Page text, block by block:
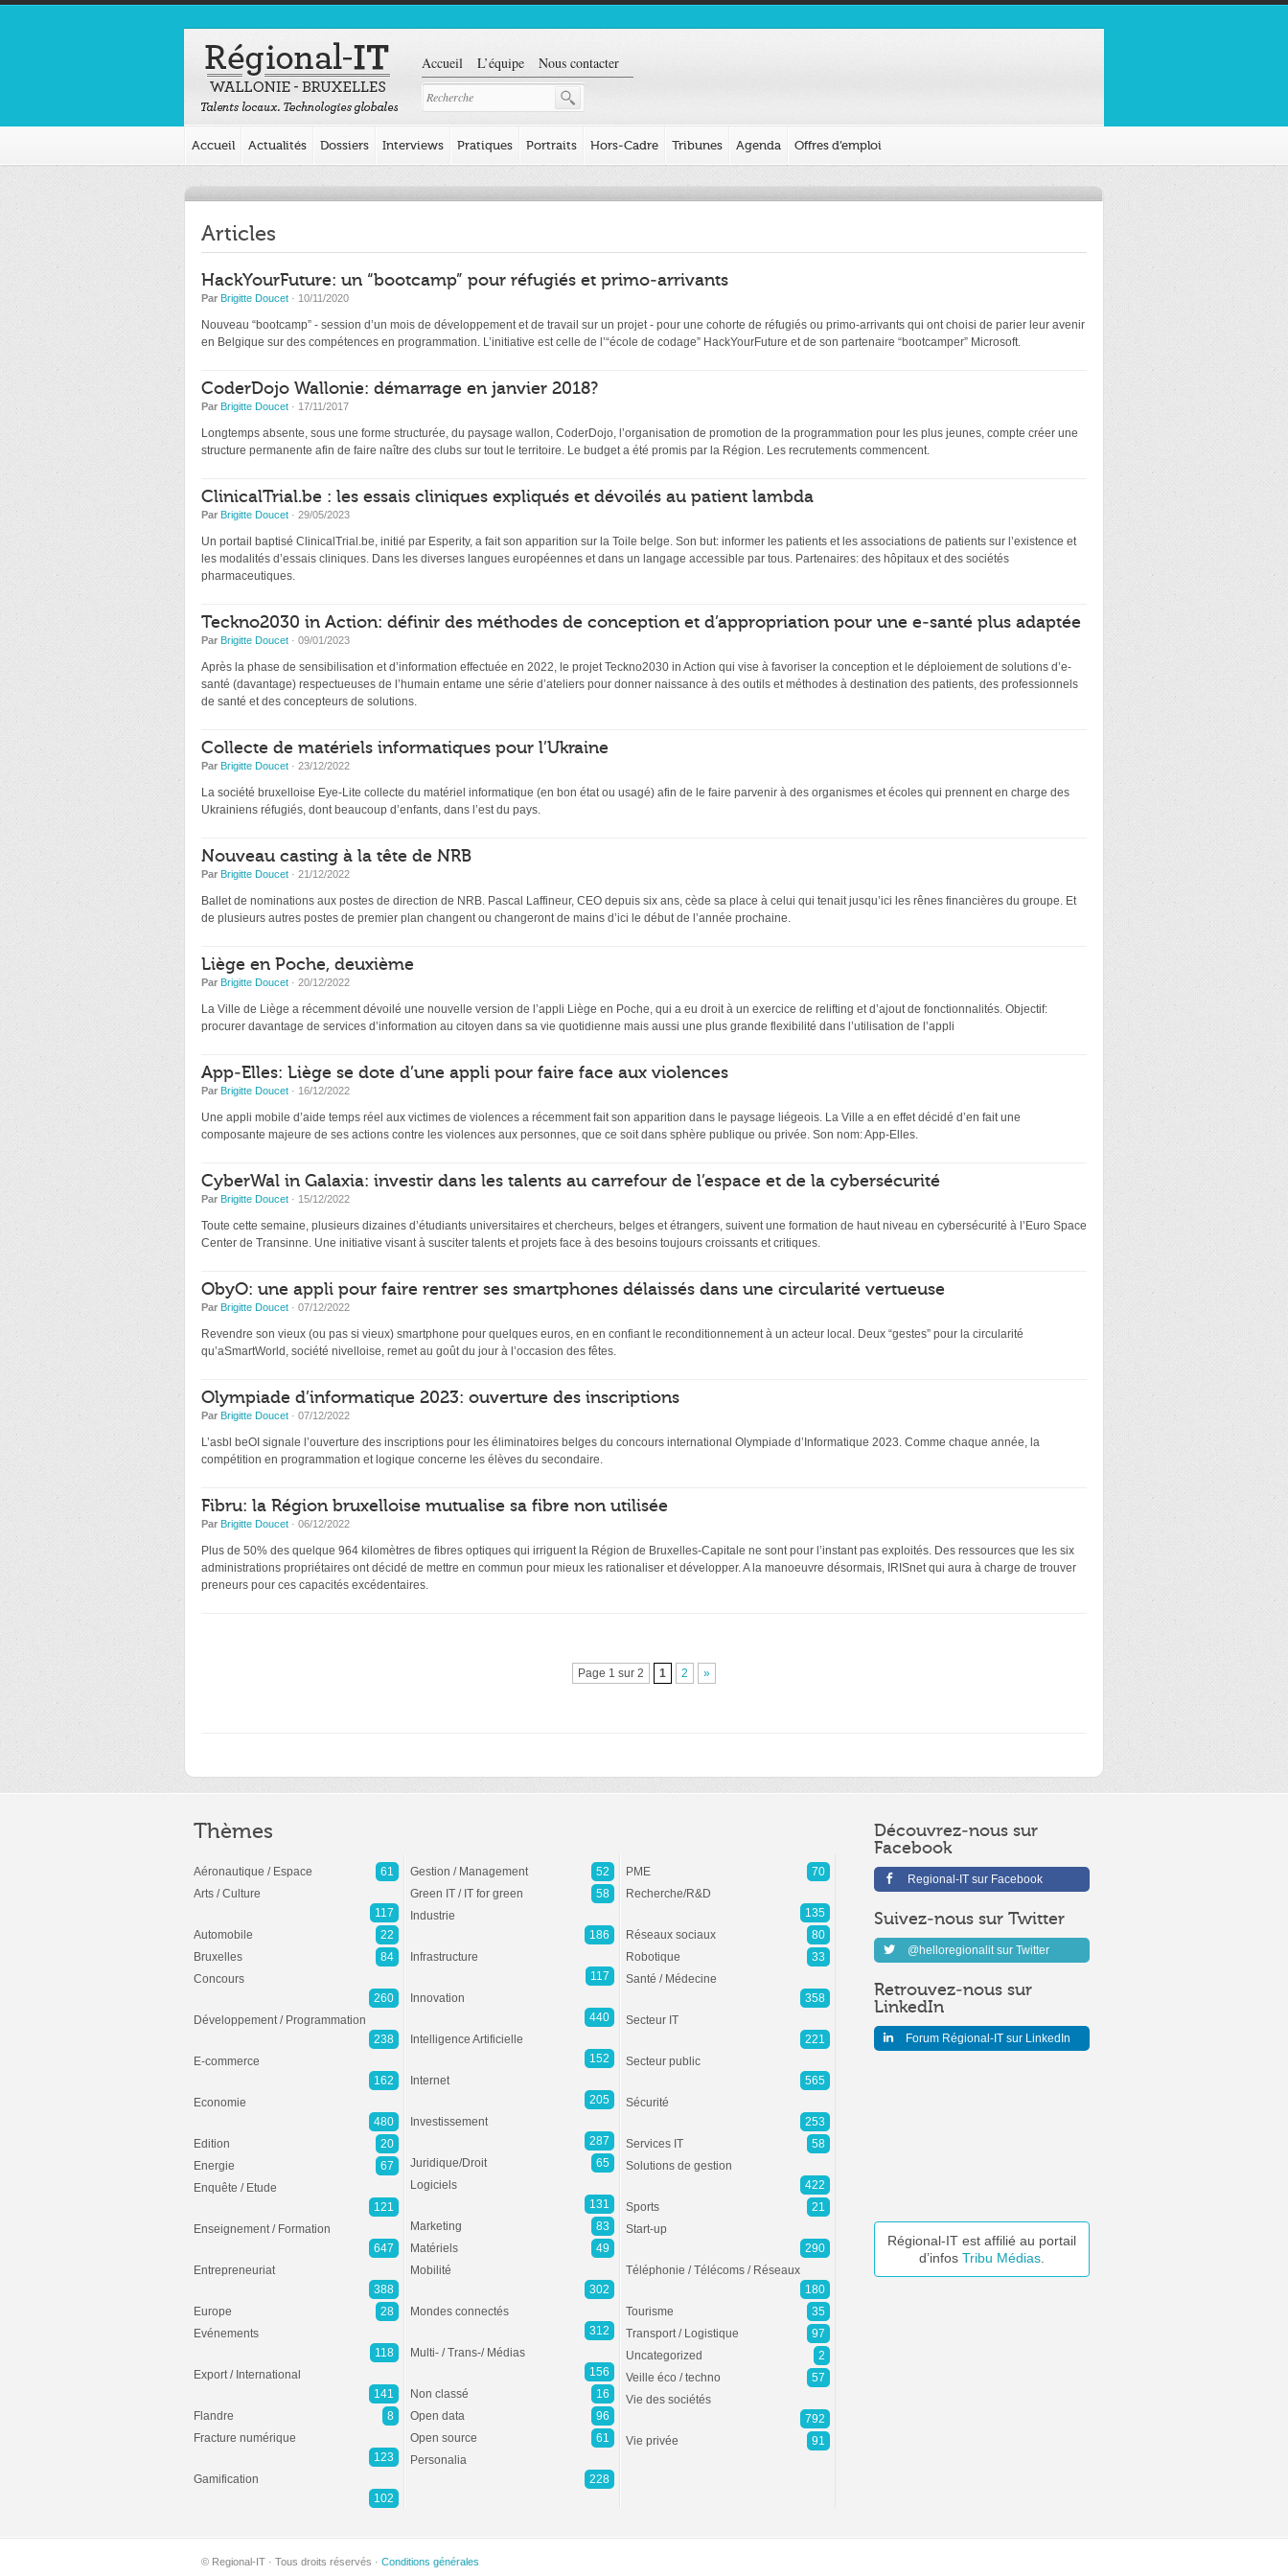
Accueil L’équipe Nous contacter
Accueil Actualités Dossiers Interviews Pratiques Portraits Hors-Cadre Tribunes Agenda Offres d’emploi
Articles
HackYourFuture: un “bootcamp” pour réfugiés et primo-arrivants
Par Brigitte Doucet · 10/11/2020
Nouveau “bootcamp” - session d’un mois de développement et de travail sur un projet - pour une cohorte de réfugiés ou primo-arrivants qui ont choisi de parier leur avenir
en Belgique sur des compétences en programmation. L’initiative est celle de l’“école de codage” HackYourFuture et de son partenaire “bootcamper” Microsoft.
CoderDojo Wallonie: démarrage en janvier 2018?
Par Brigitte Doucet · 17/11/2017
Longtemps absente, sous une forme structurée, du paysage wallon, CoderDojo, l’organisation de promotion de la programmation pour les plus jeunes, compte créer une
structure permanente afin de faire naître des clubs sur tout le territoire. Le budget a été promis par la Région. Les recrutements commencent.
ClinicalTrial.be : les essais cliniques expliqués et dévoilés au patient lambda
Par Brigitte Doucet · 29/05/2023
Un portail baptisé ClinicalTrial.be, initié par Esperity, a fait son apparition sur la Toile belge. Son but: informer les patients et les associations de patients sur l’existence et
les modalités d’essais cliniques. Dans les diverses langues européennes et dans un langage accessible par tous. Partenaires: des hôpitaux et des sociétés
pharmaceutiques.
Teckno2030 in Action: définir des méthodes de conception et d’appropriation pour une e-santé plus adaptée
Par Brigitte Doucet · 09/01/2023
Après la phase de sensibilisation et d’information effectuée en 2022, le projet Teckno2030 in Action qui vise à favoriser la conception et le déploiement de solutions d’e-
santé (davantage) respectueuses de l’humain entame une série d’ateliers pour donner naissance à des outils et méthodes à destination des patients, des professionnels
de santé et des concepteurs de solutions.
Collecte de matériels informatiques pour l’Ukraine
Par Brigitte Doucet · 23/12/2022
La société bruxelloise Eye-Lite collecte du matériel informatique (en bon état ou usagé) afin de le faire parvenir à des organismes et écoles qui prennent en charge des
Ukrainiens réfugiés, dont beaucoup d’enfants, dans l’est du pays.
Nouveau casting à la tête de NRB
Par Brigitte Doucet · 21/12/2022
Ballet de nominations aux postes de direction de NRB. Pascal Laffineur, CEO depuis six ans, cède sa place à celui qui tenait jusqu’ici les rênes financières du groupe. Et
de plusieurs autres postes de premier plan changent ou changeront de mains d’ici le début de l’année prochaine.
Liège en Poche, deuxième
Par Brigitte Doucet · 20/12/2022
La Ville de Liège a récemment dévoilé une nouvelle version de l’appli Liège en Poche, qui a eu droit à un exercice de relifting et d’ajout de fonctionnalités. Objectif:
procurer davantage de services d’information au citoyen dans sa vie quotidienne mais aussi une plus grande flexibilité dans l’utilisation de l’appli
App-Elles: Liège se dote d’une appli pour faire face aux violences
Par Brigitte Doucet · 16/12/2022
Une appli mobile d’aide temps réel aux victimes de violences a récemment fait son apparition dans le paysage liégeois. La Ville a en effet décidé d’en fait une
composante majeure de ses actions contre les violences aux personnes, que ce soit dans sphère publique ou privée. Son nom: App-Elles.
CyberWal in Galaxia: investir dans les talents au carrefour de l’espace et de la cybersécurité
Par Brigitte Doucet · 15/12/2022
Toute cette semaine, plusieurs dizaines d’étudiants universitaires et chercheurs, belges et étrangers, suivent une formation de haut niveau en cybersécurité à l’Euro Space
Center de Transinne. Une initiative visant à susciter talents et projets face à des besoins toujours croissants et critiques.
ObyO: une appli pour faire rentrer ses smartphones délaissés dans une circularité vertueuse
Par Brigitte Doucet · 07/12/2022
Revendre son vieux (ou pas si vieux) smartphone pour quelques euros, en en confiant le reconditionnement à un acteur local. Deux “gestes” pour la circularité
qu’aSmartWorld, société nivelloise, remet au goût du jour à l’occasion des fêtes.
Olympiade d’informatique 2023: ouverture des inscriptions
Par Brigitte Doucet · 07/12/2022
L’asbl beOI signale l’ouverture des inscriptions pour les éliminatoires belges du concours international Olympiade d’Informatique 2023. Comme chaque année, la
compétition en programmation et logique concerne les élèves du secondaire.
Fibru: la Région bruxelloise mutualise sa fibre non utilisée
Par Brigitte Doucet · 06/12/2022
Plus de 50% des quelque 964 kilomètres de fibres optiques qui irriguent la Région de Bruxelles-Capitale ne sont pour l’instant pas exploités. Des ressources que les six
administrations propriétaires ont décidé de mettre en commun pour mieux les rationaliser et développer. A la manoeuvre désormais, IRISnet qui aura à charge de trouver
preneurs pour ces capacités excédentaires.
Page 1 sur 2 1 2 »
Découvrez-nous sur
Facebook
Regional-IT sur Facebook
Suivez-nous sur Twitter
@helloregionalit sur Twitter
Retrouvez-nous sur
LinkedIn
Forum Régional-IT sur LinkedIn
Régional-IT est affilié au portail
d’infos Tribu Médias
Thèmes
Aéronautique / Espace
61
Arts / Culture
117
Automobile
22
Bruxelles
84
Concours
260
Développement / Programmation
238
E-commerce
162
Economie
480
Edition
20
Energie
67
Enquête / Etude
121
Enseignement / Formation
647
Entrepreneuriat
388
Europe
28
Evénements
118
Export / International
141
Flandre
8
Fracture numérique
123
Gamification
102
Gestion / Management
52
Green IT / IT for green
58
Industrie
186
Infrastructure
117
Innovation
440
Intelligence Artificielle
152
Internet
205
Investissement
287
Juridique/Droit
65
Logiciels
131
Marketing
83
Matériels
49
Mobilité
302
Mondes connectés
312
Multi- / Trans-/ Médias
156
Non classé
16
Open data
96
Open source
61
Personalia
228
PME
70
Recherche/R&D
135
Réseaux sociaux
80
Robotique
33
Santé / Médecine
358
Secteur IT
221
Secteur public
565
Sécurité
253
Services IT
58
Solutions de gestion
422
Sports
21
Start-up
290
Téléphonie / Télécoms / Réseaux
180
Tourisme
35
Transport / Logistique
97
Uncategorized
2
Veille éco / techno
57
Vie des sociétés
792
Vie privée
91
© Regional-IT · Tous droits réservés · Conditions générales